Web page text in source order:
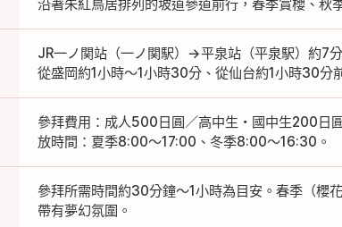
沿著朱紅鳥居排列的坡道參道前行，春季賞櫻、秋
JR一ノ関站（一ノ関駅）→平泉站（平泉駅）約7
從盛岡約1小時～1小時30分、從仙台約1小時30分
參拜費用：成人500日圓／高中生・國中生200日
放時間：夏季8:00～17:00、冬季8:00～16:30。
參拜所需時間約30分鐘～1小時為目安。春季（櫻
帶有夢幻氛圍。